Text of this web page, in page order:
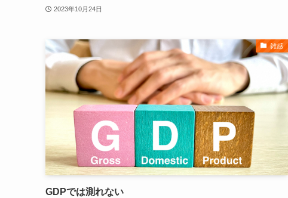
2023年10月24日
雑感
GDPでは測れない